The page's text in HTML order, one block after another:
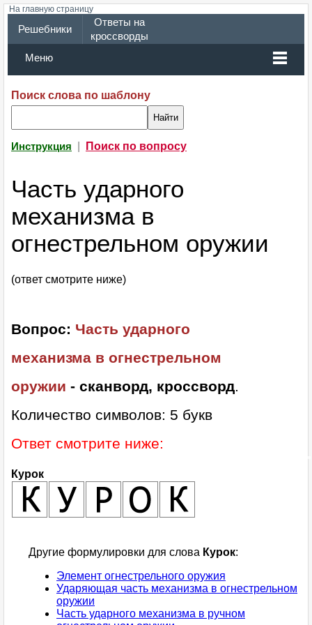
На главную страницу
Решебники
Ответы на
кроссворды
Меню
Поиск слова по шаблону
Инструкция Поиск по вопросу
Часть ударного
механизма в
огнестрельном оружии
(ответ смотрите ниже)
Вопрос: Часть ударного
механизма в огнестрельном
оружии - сканворд, кроссворд.
Количество символов: 5 букв
Ответ смотрите ниже:
Курок
Другие формулировки для слова Курок:
Элемент огнестрельного оружия
Ударяющая часть механизма в огнестрельном
оружии
Часть ударного механизма в ручном